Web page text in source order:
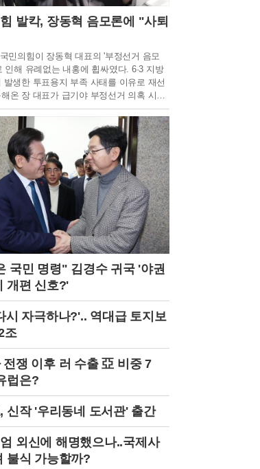
발칵, 장동혁 음모론에 "사퇴
민의힘이 장동혁 대표의 '부정선거 음모
인해 유례없는 내홍에 휩싸였다. 6·3 지방
발생한 투표용지 부족 사태를 이유로 재선
온 장 대표가 급기야 부정선거 의혹 시위
여하며 태극기와 피켓을 흔드는 모습이 포
때문이다. 장 대표는 전날 서울 송파구에서
모자와 마스크로 얼굴을 가린 채 비공개
나, 현장 유튜브 방송을 통해 '당일투표 수
정선거' 문구가 적힌 피켓을 든 사실이 밝혀
단순한 선거 관리 부실 지적을 넘어 선거
를 부정하는 행보로 해석되어 당 안팎에 큰
고 있다.장 대표는 이번 사태에 대해 과학적
거로 내세우며 자신의 주장을 굽히지 않고
인천과 전남광주 등 일부 지역에서 관내
표수가 일치하는 이른바 '쌍둥이 득표' 현
것을 두고, 지구가 멸망할 때까지 일어나
연이라며 부정선거의 증거라고 주장했다.
난 자리에서도 용어의 선택보다는 의혹
하다며 시위 참여를 정당화했다. 하지만
은 과거 보수 진영 일부에서 제기되어 당
장을 가로막았던 음모론과 궤를 같이한다
당내 합리적 보수층의 강한 반발을 사고 있
께 장 대표의 자질론이 급부상하고 있다. 당
은 투표권 침해에 대한 항의는 정당할 수 있
당 대표가 극단적인 음모론자들과 손을
차원이 다른 문제라고 입을 모은다. 특히
는 장 대표의 행보가 과거 강성 우파 정당
후 당의 수습을 책임져야 할 대표가 오히려
시키고 있다는 비토 정서가 확산하고 있
서 발간이나 패인 분석 등 후속 조치 대신
국민 명령" 김경수 귀국 '야권
개편 신호?'
시 자극하나?'.. 역대급 토지보
조
전쟁 이후 러 수출 亞 비중 7
럽은?
신작 '우리동네 도서관' 출간
외신에 해명했으나..국제사
불식 가능할까?